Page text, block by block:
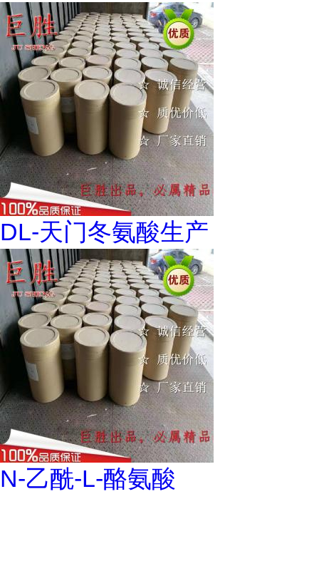
DL-天门冬氨酸生产
N-乙酰-L-酪氨酸